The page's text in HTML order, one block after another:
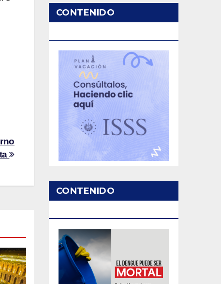
CONTENIDO
CONTENIDO